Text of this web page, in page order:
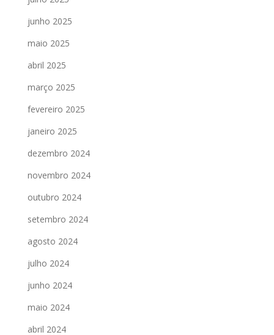
junho 2025
maio 2025
abril 2025
março 2025
fevereiro 2025
janeiro 2025
dezembro 2024
novembro 2024
outubro 2024
setembro 2024
agosto 2024
julho 2024
junho 2024
maio 2024
abril 2024